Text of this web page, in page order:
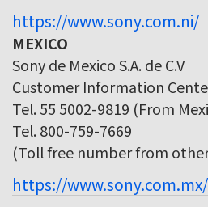
https://www.sony.com.ni/
MEXICO
Sony de Mexico S.A. de C.V
Customer Information
Tel. 55 5002-9819 (From
Tel. 800-759-7669
(Toll free number from
https://www.sony.com.mx/